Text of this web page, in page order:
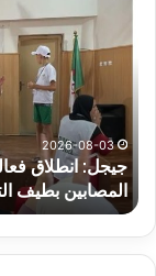
المخيم
لفائدة
الأطفال
المصابين
بطيف
التوحد
2026-08-03
جيجل: انطلاق
المصابين بطيف